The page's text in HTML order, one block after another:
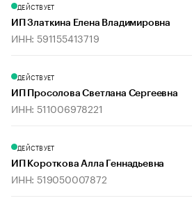
ДЕЙСТВУЕТ
ИП Златкина Елена Владимировна
ИНН: 591155413719
ДЕЙСТВУЕТ
ИП Просолова Светлана Сергеевна
ИНН: 511006978221
ДЕЙСТВУЕТ
ИП Короткова Алла Геннадьевна
ИНН: 519050007872